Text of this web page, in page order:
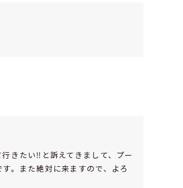
きたい‼と訴えてきまして、プー
。また絶対に来ますので、よろ